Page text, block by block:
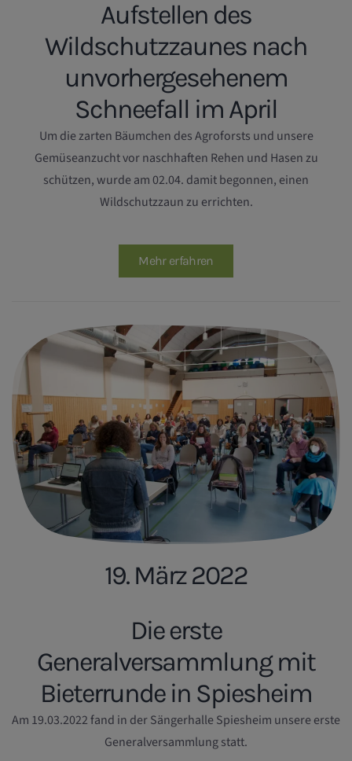
Aufstellen des
Wildschutzzaunes nach
unvorhergesehenem
Schneefall im April
Um die zarten Bäumchen des Agroforsts und unsere
Gemüseanzucht vor naschhaften Rehen und Hasen zu
schützen, wurde am 02.04. damit begonnen, einen
Wildschutzzaun zu errichten.
Mehr erfahren
19. März 2022
Die erste
Generalversammlung mit
Bieterrunde in Spiesheim
Am 19.03.2022 fand in der Sängerhalle Spiesheim unsere erste
Generalversammlung statt.